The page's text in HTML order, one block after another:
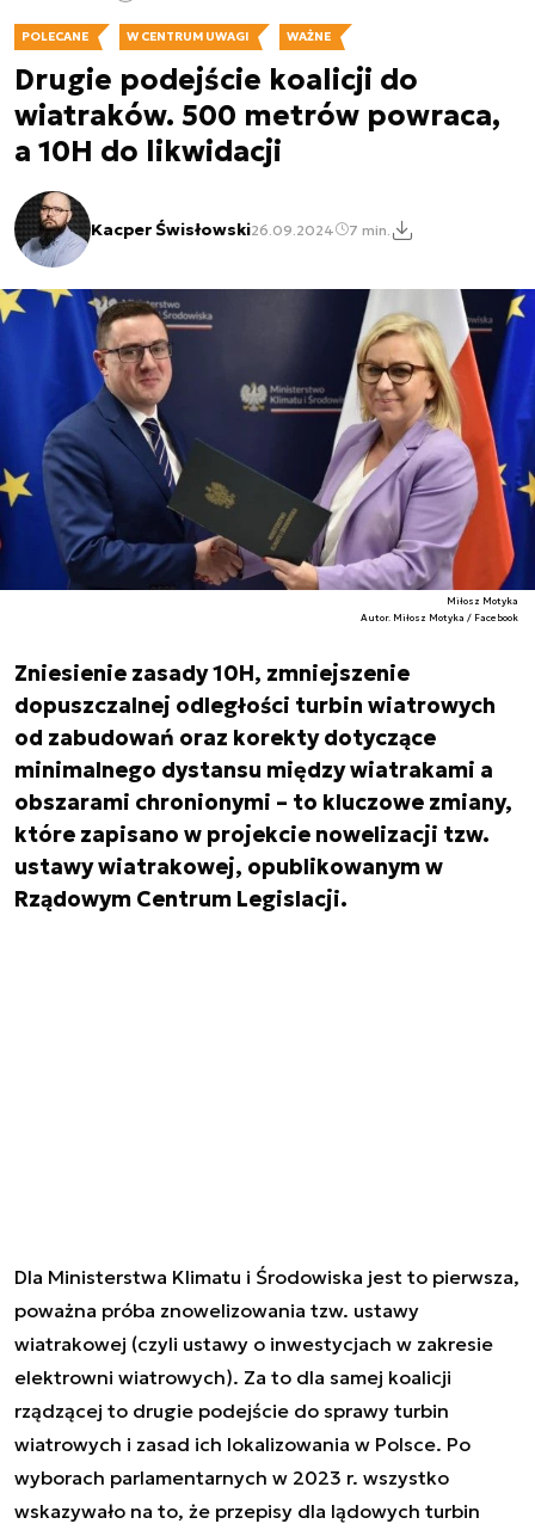
POLECANE W CENTRUM UWAGI WAŻNE
Drugie podejście koalicji do
wiatraków. 500 metrów powraca,
a 10H do likwidacji
Kacper Świsłowski26.09.2024 7 min.
Miłosz Motyka
Autor. Miłosz Motyka / Facebook
Zniesienie zasady 10H, zmniejszenie
dopuszczalnej odległości turbin wiatrowych
od zabudowań oraz korekty dotyczące
minimalnego dystansu między wiatrakami a
obszarami chronionymi – to kluczowe zmiany,
które zapisano w projekcie nowelizacji tzw.
ustawy wiatrakowej, opublikowanym w
Rządowym Centrum Legislacji.
Dla Ministerstwa Klimatu i Środowiska jest to pierwsza,
poważna próba znowelizowania tzw. ustawy
wiatrakowej (czyli ustawy o inwestycjach w zakresie
elektrowni wiatrowych). Za to dla samej koalicji
rządzącej to drugie podejście do sprawy turbin
wiatrowych i zasad ich lokalizowania w Polsce. Po
wyborach parlamentarnych w 2023 r. wszystko
wskazywało na to, że przepisy dla lądowych turbin